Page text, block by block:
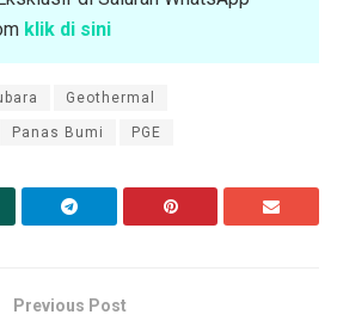
klik di sini
Geothermal
Panas Bumi PGE
Previous Post